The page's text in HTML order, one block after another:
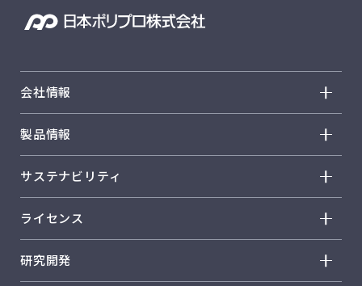
会社情報
会社情報 トップ
トップメッセージ
経営方針
会社概要
事業概要
製品情報
製品情報 トップ
ノバテック™ PP
ウィンテック™
ウェイマックス™
サステナビリティ
サステナビリティ トップ
トップメッセージ
レスポンシブル・ケア
ライセンス
ライセンス トップ
歴史
研究開発